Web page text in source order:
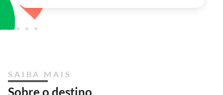
SAIBA MAIS
Sobre o destino